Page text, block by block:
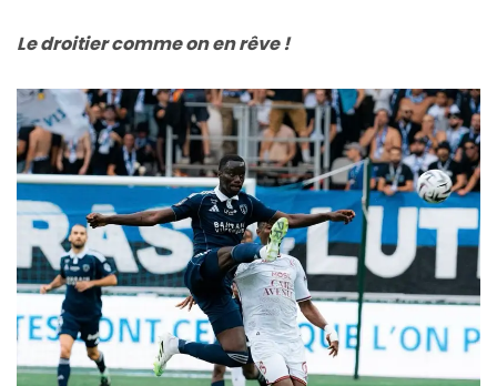
Le droitier comme on en rêve !